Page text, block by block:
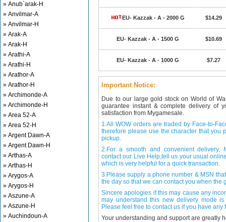
» Anub`arak-H
» Anvilmar-A
» Anvilmar-H
» Arak-A
» Arak-H
» Arathi-A
» Arathi-H
» Arathor-A
» Arathor-H
» Archimonde-A
» Archimonde-H
» Area 52-A
» Area 52-H
» Argent Dawn-A
» Argent Dawn-H
» Arthas-A
» Arthas-H
» Arygos-A
» Arygos-H
» Aszune-A
» Aszune-H
» Auchindoun-A
EU- Kazzak - A - 2000 G $14.29
EU- Kazzak - A - 1500 G $10.69
EU- Kazzak - A - 1000 G $7.27
Important Notice:
Due to our large gold stock on World of
guarantee instant & complete delivery of
satisfaction from Mygamesale.
1.All WOW orders are traded by Face-to-
therefore please use the character that you
pickup.
2.For a smooth and convenient delivery,
contact our Live Help,tell us your usual
which is very helpful for a quick transaction.
3.Please supply a phone number & MSN
the day so that we can contact you when the
Sincere apologies if this may cause any
may understand this new delivery mode
Please feel free to contact us if you have any
Your understanding and support are greatly